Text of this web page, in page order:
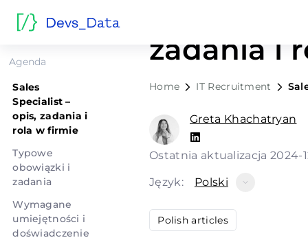
Agenda
Sales
Specialist –
opis, zadania i
rola w firmie
Typowe
obowiązki i
zadania
Wymagane
umiejętności i
doświadczenie
zadania i
Home IT Recruitment
Greta Khachatryan
Ostatnia aktualizacja 2024-
Język: Polski
Polish articles